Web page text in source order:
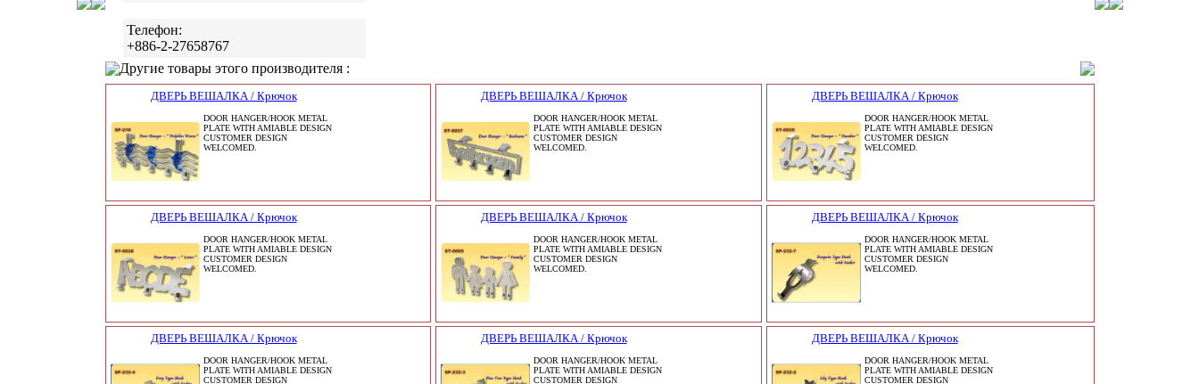
Телефон:
+886-2-27658767
Другие товары этого производителя :
ДВЕРЬ ВЕШАЛКА / Крючок
DOOR HANGER/HOOK METAL
PLATE WITH AMIABLE DESIGN
CUSTOMER DESIGN
WELCOMED.
ДВЕРЬ ВЕШАЛКА / Крючок
DOOR HANGER/HOOK METAL
PLATE WITH AMIABLE DESIGN
CUSTOMER DESIGN
WELCOMED.
ДВЕРЬ ВЕШАЛКА / Крючок
DOOR HANGER/HOOK METAL
PLATE WITH AMIABLE DESIGN
CUSTOMER DESIGN
WELCOMED.
ДВЕРЬ ВЕШАЛКА / Крючок
DOOR HANGER/HOOK METAL
PLATE WITH AMIABLE DESIGN
CUSTOMER DESIGN
WELCOMED.
ДВЕРЬ ВЕШАЛКА / Крючок
DOOR HANGER/HOOK METAL
PLATE WITH AMIABLE DESIGN
CUSTOMER DESIGN
WELCOMED.
ДВЕРЬ ВЕШАЛКА / Крючок
DOOR HANGER/HOOK METAL
PLATE WITH AMIABLE DESIGN
CUSTOMER DESIGN
WELCOMED.
ДВЕРЬ ВЕШАЛКА / Крючок
DOOR HANGER/HOOK METAL
PLATE WITH AMIABLE DESIGN
CUSTOMER DESIGN
ДВЕРЬ ВЕШАЛКА / Крючок
DOOR HANGER/HOOK METAL
PLATE WITH AMIABLE DESIGN
CUSTOMER DESIGN
ДВЕРЬ ВЕШАЛКА / Крючок
DOOR HANGER/HOOK METAL
PLATE WITH AMIABLE DESIGN
CUSTOMER DESIGN